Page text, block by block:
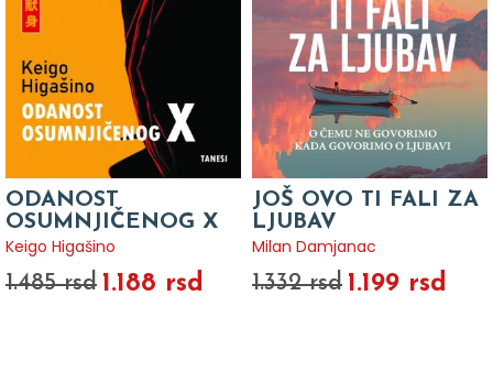
ODANOST
OSUMNJIČENOG X
Keigo Higašino
1.485 rsd 1.188 rsd
JOŠ OVO TI FALI ZA
LJUBAV
Milan Damjanac
1.332 rsd 1.199 rsd